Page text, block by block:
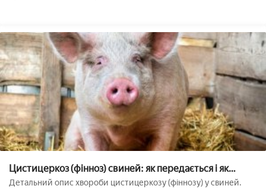
Цистицеркоз (фінноз) свиней: як передається і як
визначити, лікування, профілактика
Детальний опис хвороби цистицеркозу (фіннозу) у свиней.